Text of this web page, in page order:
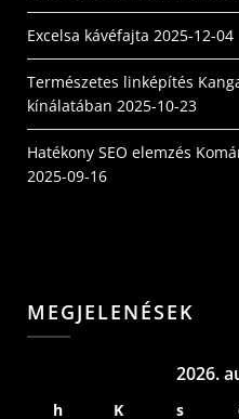
Excelsa kávéfajta 2025-12-04
Természetes linképítés
kínálatában 2025-10-23
Hatékony SEO elemzés
2025-09-16
MEGJELENÉSEK
2026.
h K s